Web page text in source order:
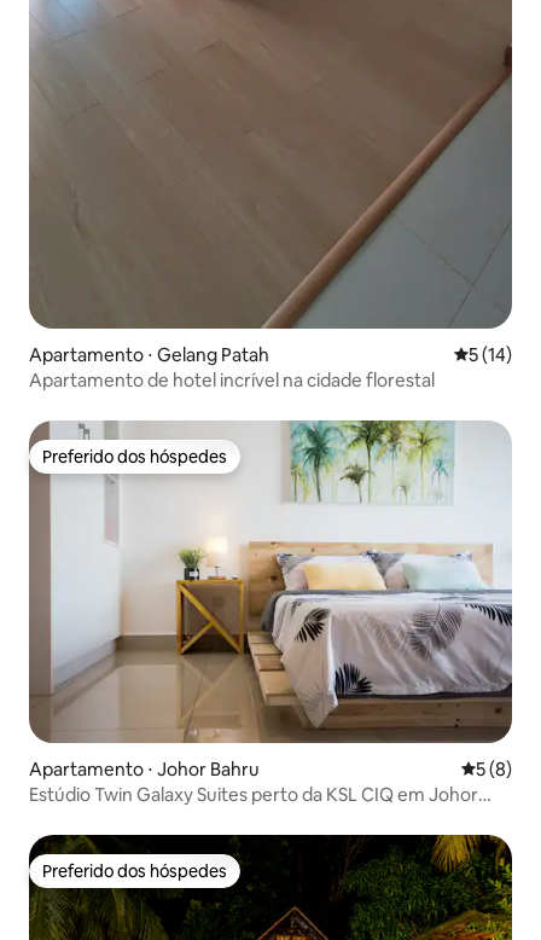
Apartamento ⋅ Gelang Patah 5 de uma
5 (14)
Apartamento de hotel incrível na cidade florestal
Preferido dos hóspedes
Preferido dos hóspedes
Apartamento ⋅ Johor Bahru 5 de
5 (8)
Estúdio Twin Galaxy Suites perto da KSL CIQ em Johor
Preferido dos hóspedes
Preferido dos hóspedes